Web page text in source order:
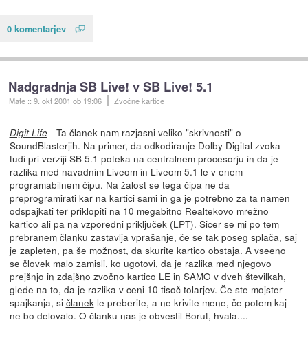
0 komentarjev
Nadgradnja SB Live! v SB Live! 5.1
Mate ::9. okt 2001 ob 19:06 Zvočne kartice
Digit Life- Ta članek nam razjasni veliko "skrivnosti" o
SoundBlasterjih. Na primer, da odkodiranje Dolby Digital zvoka
tudi pri verziji SB 5.1 poteka na centralnem procesorju in da je
razlika med navadnim Liveom in Liveom 5.1 le v enem
programabilnem čipu. Na žalost se tega čipa ne da
preprogramirati kar na kartici sami in ga je potrebno za ta namen
odspajkati ter priklopiti na 10 megabitno Realtekovo mrežno
kartico ali pa na vzporedni priključek (LPT). Sicer se mi po tem
prebranem članku zastavlja vprašanje, če se tak poseg splača, saj
je zapleten, pa še možnost, da skurite kartico obstaja. A vseeno
se človek malo zamisli, ko ugotovi, da je razlika med njegovo
prejšnjo in zdajšno zvočno kartico LE in SAMO v dveh številkah,
glede na to, da je razlika v ceni 10 tisoč tolarjev. Če ste mojster
spajkanja, si članek le preberite, a ne krivite mene, če potem kaj
ne bo delovalo. O članku nas je obvestil Borut, hvala....